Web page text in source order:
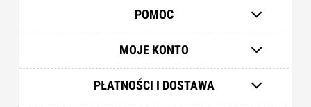
POMOC
MOJE KONTO
PŁATNOŚCI I DOSTAWA